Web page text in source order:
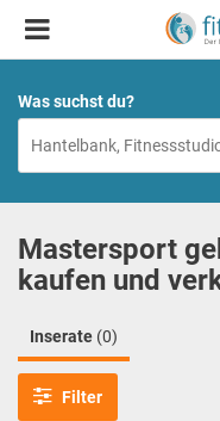
Was suchst du?
Mastersport
kaufen und
Inserate (0)
Filter